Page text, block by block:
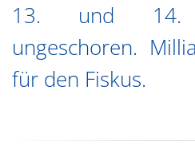
13. und 14.
ungeschoren.
für den Fiskus.